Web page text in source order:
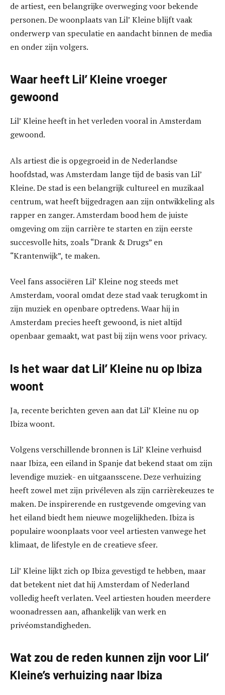
de artiest, een belangrijke overweging voor bekende
personen. De woonplaats van Lil’ Kleine blijft vaak
onderwerp van speculatie en aandacht binnen de media
en onder zijn volgers.
Waar heeft Lil’ Kleine vroeger
gewoond
Lil’ Kleine heeft in het verleden vooral in Amsterdam
gewoond.
Als artiest die is opgegroeid in de Nederlandse
hoofdstad, was Amsterdam lange tijd de basis van Lil’
Kleine. De stad is een belangrijk cultureel en muzikaal
centrum, wat heeft bijgedragen aan zijn ontwikkeling als
rapper en zanger. Amsterdam bood hem de juiste
omgeving om zijn carrière te starten en zijn eerste
succesvolle hits, zoals “Drank & Drugs” en
“Krantenwijk”, te maken.
Veel fans associëren Lil’ Kleine nog steeds met
Amsterdam, vooral omdat deze stad vaak terugkomt in
zijn muziek en openbare optredens. Waar hij in
Amsterdam precies heeft gewoond, is niet altijd
openbaar gemaakt, wat past bij zijn wens voor privacy.
Is het waar dat Lil’ Kleine nu op Ibiza
woont
Ja, recente berichten geven aan dat Lil’ Kleine nu op
Ibiza woont.
Volgens verschillende bronnen is Lil’ Kleine verhuisd
naar Ibiza, een eiland in Spanje dat bekend staat om zijn
levendige muziek- en uitgaansscene. Deze verhuizing
heeft zowel met zijn privéleven als zijn carrièrekeuzes te
maken. De inspirerende en rustgevende omgeving van
het eiland biedt hem nieuwe mogelijkheden. Ibiza is
populaire woonplaats voor veel artiesten vanwege het
klimaat, de lifestyle en de creatieve sfeer.
Lil’ Kleine lijkt zich op Ibiza gevestigd te hebben, maar
dat betekent niet dat hij Amsterdam of Nederland
volledig heeft verlaten. Veel artiesten houden meerdere
woonadressen aan, afhankelijk van werk en
privéomstandigheden.
Wat zou de reden kunnen zijn voor Lil’
Kleine’s verhuizing naar Ibiza